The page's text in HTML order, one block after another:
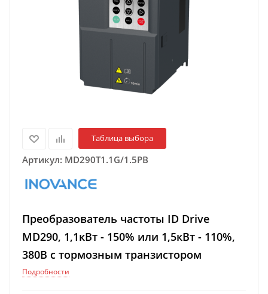
Таблица выбора
Артикул: MD290T1.1G/1.5PB
Преобразователь частоты ID Drive
MD290, 1,1кВт - 150% или 1,5кВт - 110%,
380В с тормозным транзистором
Подробности